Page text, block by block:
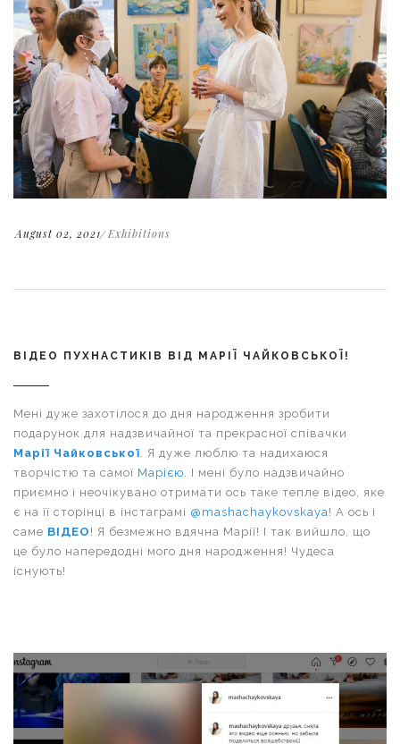
August 02, 2021 Exhibitions
ВІДЕО ПУХНАСТИКІВ ВІД МАРІЇ ЧАЙКОВСЬКОЇ!
Мені дуже захотілося до дня народження зробити
подарунок для надзвичайної та прекрасної співачки
Марії Чайковської. Я дуже люблю та надихаюся
творчістю та самої Марією. І мені було надзвичайно
приємно і неочікувано отримати ось таке тепле відео, яке
є на її сторінці в інстаграмі @mashachaykovskaya! А ось і
саме ВІДЕО ! Я безмежно вдячна Марії! І так вийшло, що
це було напередодні мого дня народження! Чудеса
існують!